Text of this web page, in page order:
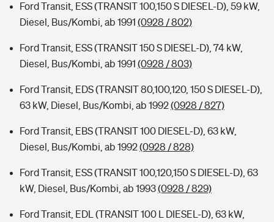
Ford Transit, ESS (TRANSIT 100,150 S DIESEL-D), 59 kW,
Diesel, Bus/Kombi, ab 1991 (0928 / 802)
Ford Transit, ESS (TRANSIT 150 S DIESEL-D), 74 kW,
Diesel, Bus/Kombi, ab 1991 (0928 / 803)
Ford Transit, EDS (TRANSIT 80,100,120, 150 S DIESEL-D),
63 kW, Diesel, Bus/Kombi, ab 1992(0928 / 827)
Ford Transit, EBS (TRANSIT 100 DIESEL-D), 63 kW,
Diesel, Bus/Kombi, ab 1992(0928 / 828)
Ford Transit, ESS (TRANSIT 100,120,150 S DIESEL-D), 63
kW, Diesel, Bus/Kombi, ab 1993(0928 / 829)
Ford Transit, EDL (TRANSIT 100 L DIESEL-D), 63 kW,